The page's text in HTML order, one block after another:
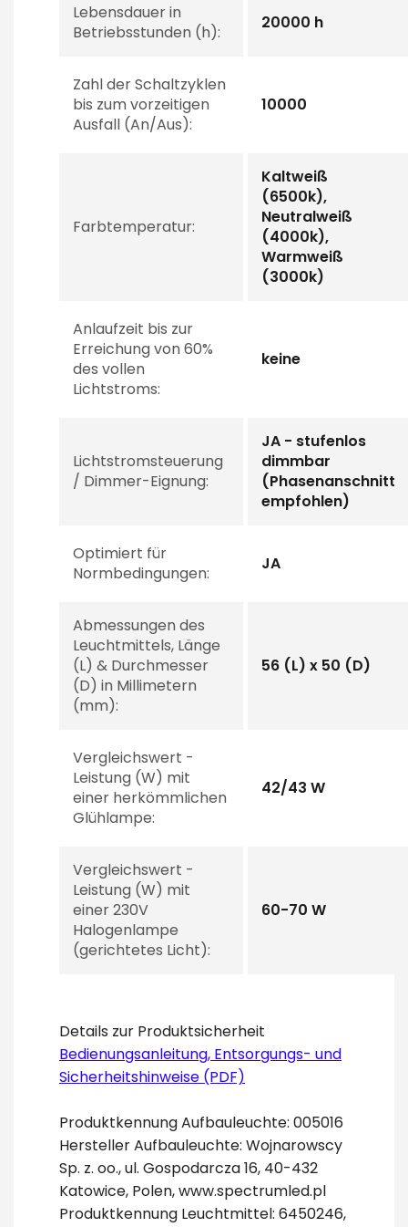
Lebensdauer in
Betriebsstunden (h):
20000 h
Zahl der Schaltzyklen
bis zum vorzeitigen
Ausfall (An/Aus):
10000
Farbtemperatur:
Kaltweiß
(6500k),
Neutralweiß
(4000k),
Warmweiß
(3000k)
Anlaufzeit bis zur
Erreichung von 60%
des vollen
Lichtstroms:
keine
Lichtstromsteuerung
/ Dimmer-Eignung:
JA - stufenlos
dimmbar
(Phasenanschnitt
empfohlen)
Optimiert für
Normbedingungen:
JA
Abmessungen des
Leuchtmittels, Länge
(L) & Durchmesser
(D) in Millimetern
(mm):
56 (L) x 50 (D)
Vergleichswert -
Leistung (W) mit
einer herkömmlichen
Glühlampe:
42/43 W
Vergleichswert -
Leistung (W) mit
einer 230V
Halogenlampe
(gerichtetes Licht):
60-70 W
Details zur Produktsicherheit
Bedienungsanleitung, Entsorgungs- und
Sicherheitshinweise (PDF)
Produktkennung Aufbauleuchte: 005016
Hersteller Aufbauleuchte: Wojnarowscy
Sp. z. oo., ul. Gospodarcza 16, 40-432
Katowice, Polen, www.spectrumled.pl
Produktkennung Leuchtmittel: 6450246,